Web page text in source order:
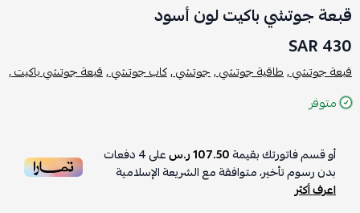
قبعة جوتشي باكيت لون أسود
430 SAR
قبعة جوتشي ,طاقية جوتشي ,جوتشي ,كاب جوتشي ,قبعة جوتشي باكيت ,
متوفر
أو قسم فاتورتك بقيمة107.50 ر.س على4دفعات
بدون رسوم تأخير، متوافقة مع الشريعة الإسلامية
اعرف أكثر